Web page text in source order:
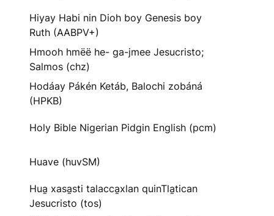
Hiyay Habi nin Dioh boy Genesis boy
Ruth (AABPV+)
Hmooh hmëë he- ga-jmee Jesucristo;
Salmos (chz)
Hodáay Pákén Ketáb, Balochi zobáná
(HPKB)
Holy Bible Nigerian Pidgin English (pcm)
Huave (huvSM)
Hua̱ xasa̱sti talacca̱xlan quinTla̱tican
Jesucristo (tos)